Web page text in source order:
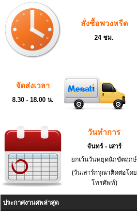
สั่งซื้อพวงหรีด
24 ชม.
จัดส่งเวลา
8.30 - 18.00 น.
วันทำการ
จันทร์ - เสาร์
ยกเว้นวันหยุดนักขัตฤกษ์
(วันเสาร์กรุณาติดต่อโดย
โทรศัพท์)
ประกาศงานศพล่าสุด